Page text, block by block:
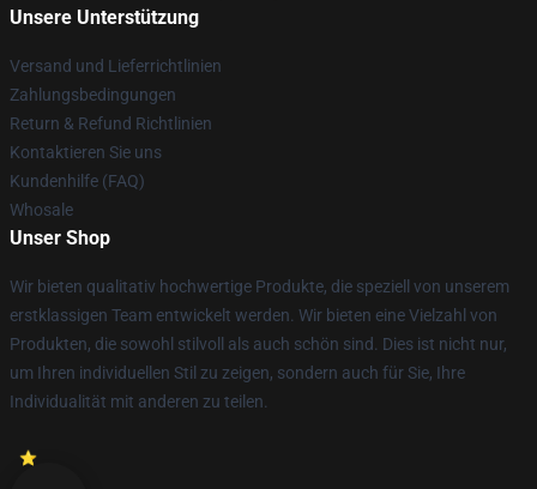
Unsere Unterstützung
Versand und Lieferrichtlinien
Zahlungsbedingungen
Return & Refund Richtlinien
Kontaktieren Sie uns
Kundenhilfe (FAQ)
Whosale
Unser Shop
Wir bieten qualitativ hochwertige Produkte, die speziell von unserem
erstklassigen Team entwickelt werden. Wir bieten eine Vielzahl von
Produkten, die sowohl stilvoll als auch schön sind. Dies ist nicht nur,
um Ihren individuellen Stil zu zeigen, sondern auch für Sie, Ihre
Individualität mit anderen zu teilen.